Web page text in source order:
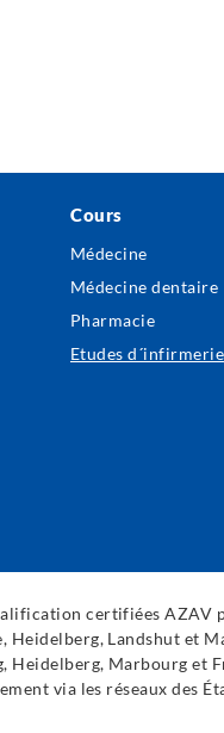
Footer
Menu
Cours
Médecine
Médecine dentaire
Pharmacie
Etudes d´infirmerie
certifiées
Heidelberg, Landshut et
Heidelberg, Marbourg et
via les réseaux des